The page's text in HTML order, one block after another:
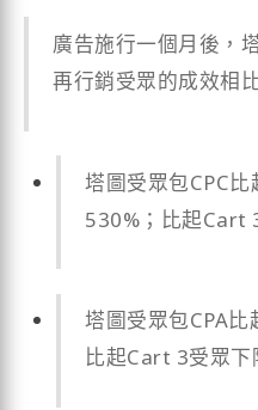
廣告施行一個月後，
再行銷受眾的成效相
塔圖受眾包CPC
530%；比起Cart
塔圖受眾包CPA
比起Cart 3受眾下